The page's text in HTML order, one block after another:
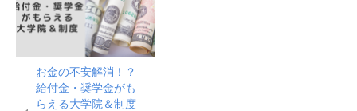
お金の不安解消！？
給付金・奨学金がも
らえる大学院＆制度